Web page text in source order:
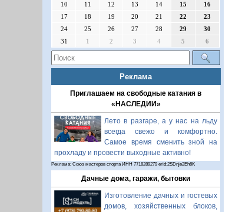
10
11 12 13 14 15
16
17
18 19 20 21 22
23
24
25 26 27 28 29
30
31
1 2 3 4 5 6
Реклама
Приглашаем на свободные катания в
«НАСЛЕДИИ»
Лето в разгаре, а у нас на льду
всегда свежо и комфортно.
Самое время сменить зной на
прохладу и провести выходные активно!
Реклама: Союз мастеров спорта ИНН 7718289279 erid:2SDnje2Eh6K
Дачные дома, гаражи, бытовки
Изготовление дачных и гостевых
домов, хозяйственных блоков,